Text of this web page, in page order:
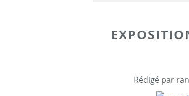
Rédigé par